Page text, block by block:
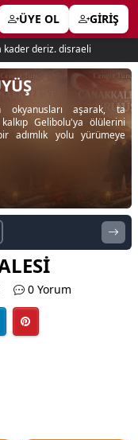
ÜYE OL GİRİŞ
kader deriz. disraeli
okyanusları aşarak, ta
Gelibolu'ya ölülerini
adımlık yolu yürümeye
0 Yorum